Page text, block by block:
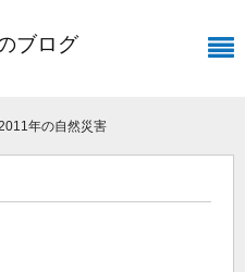
ブログ
年の自然災害